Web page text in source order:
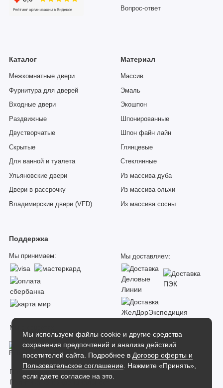
Мы используем файлы cookie и другие средства
сохранения предпочтений и анализа действий
посетителей сайта. Подробнее в Договор оферты и
Пользовательское соглашение . Нажмите «Принять»,
если даете согласие на это.
Вопрос-ответ
Каталог
Межкомнатные двери
Фурнитура для дверей
Входные двери
Раздвижные
Двустворчатые
Скрытые
Для ванной и туалета
Ульяновские двери
Двери в рассрочку
Владимирские двери (VFD)
Материал
Массив
Эмаль
Экошпон
Шпонированные
Шпон файн лайн
Глянцевые
Стеклянные
Из массива дуба
Из массива ольхи
Из массива сосны
Поддержка
Мы принимаем: Мы доставляем:
Мы в соцсетях:
Пользовательское соглашение
Политика конфиденциальности